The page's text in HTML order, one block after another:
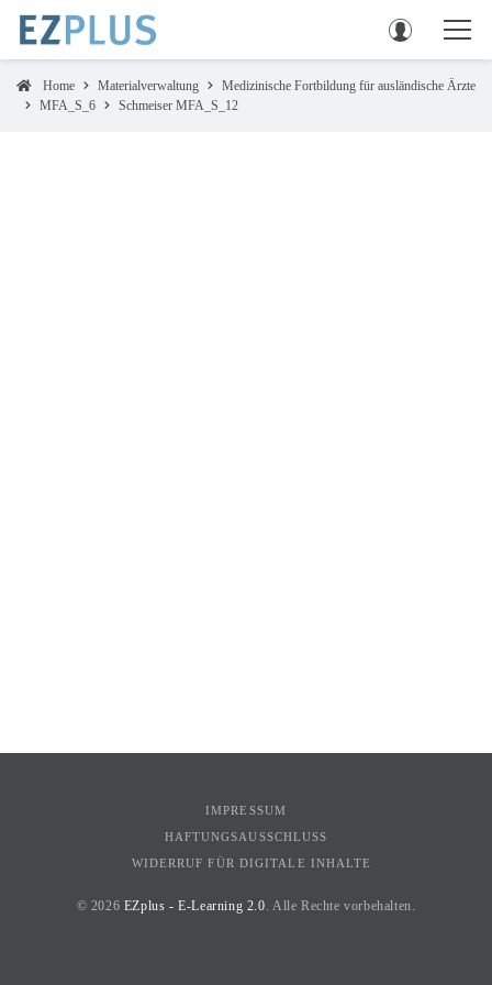
Home Materialverwaltung
Medizinische Fortbildung für ausländische Ärzte
MFA_S_6
Schmeiser MFA_S_12
IMPRESSUM
HAFTUNGSAUSSCHLUSS
WIDERRUF FÜR DIGITALE INHALTE
© 2026 EZplus - E-Learning 2.0. Alle Rechte vorbehalten.